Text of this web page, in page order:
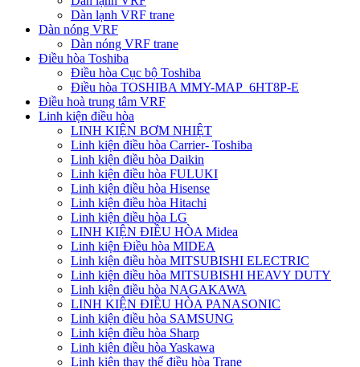
Dàn lạnh VRF trane
Dàn nóng VRF
Dàn nóng VRF trane
Điều hòa Toshiba
Điều hòa Cục bộ Toshiba
Điều hòa TOSHIBA MMY-MAP_6HT8P-E
Điều hoà trung tâm VRF
Linh kiện điều hòa
LINH KIỆN BƠM NHIỆT
Linh kiện điều hòa Carrier- Toshiba
Linh kiện điều hòa Daikin
Linh kiện điều hòa FULUKI
Linh kiện điều hòa Hisense
Linh kiện điều hòa Hitachi
Linh kiện điều hòa LG
LINH KIỆN ĐIỀU HÒA Midea
Linh kiện Điều hòa MIDEA
Linh kiện điều hòa MITSUBISHI ELECTRIC
Linh kiện điều hòa MITSUBISHI HEAVY DUTY
Linh kiện điều hòa NAGAKAWA
LINH KIỆN ĐIỀU HÒA PANASONIC
Linh kiện điều hòa SAMSUNG
Linh kiện điều hòa Sharp
Linh kiện điều hòa Yaskawa
Linh kiện thay thế điều hòa Trane